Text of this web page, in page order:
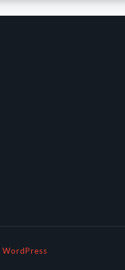
WordPress